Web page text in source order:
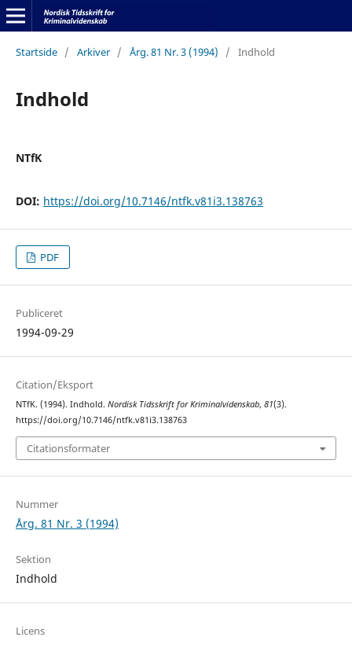
Startside / Arkiver / Årg. 81 Nr. 3 (1994) / Indhold
Indhold
NTfK
DOI: https://doi.org/10.7146/ntfk.v81i3.138763
PDF
Publiceret
1994-09-29
Citation/Eksport
NTfK. (1994). Indhold. Nordisk Tidsskrift for Kriminalvidenskab, 81(3).
https://doi.org/10.7146/ntfk.v81i3.138763
Citationsformater
Nummer
Årg. 81 Nr. 3 (1994)
Sektion
Indhold
Licens